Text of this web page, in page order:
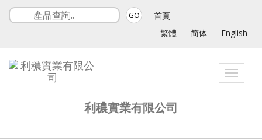
GO
首頁
繁體
简体 English
Toggle
利穠實業有限公司